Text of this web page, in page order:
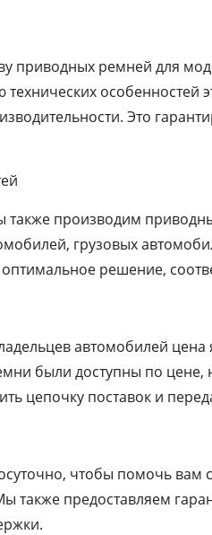
приводных ремней для
Это
производим
грузовых
решение,
автомобилей
были доступны по цене,
цепочку поставок и
чтобы помочь
предоставляем